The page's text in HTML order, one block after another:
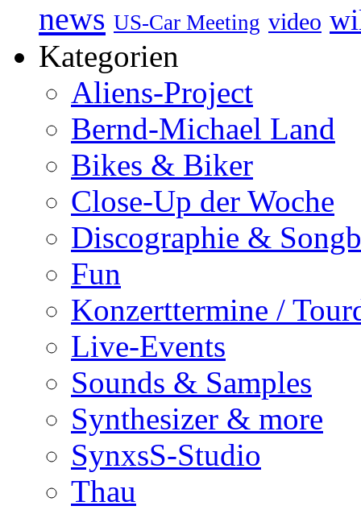
news US-Car Meeting video
Kategorien
Aliens-Project
Bernd-Michael Land
Bikes & Biker
Close-Up der Woche
Discographie &
Fun
Konzerttermine /
Live-Events
Sounds & Samples
Synthesizer & more
SynxsS-Studio
Thau